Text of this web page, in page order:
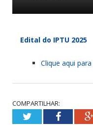
Edital do IPTU 2025
Clique aqui
COMPARTILHAR:
Twitter